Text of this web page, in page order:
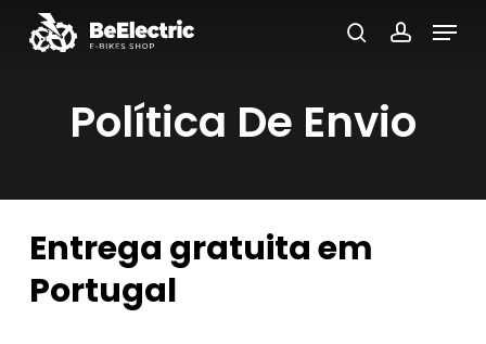
Saltar
para
conteúdo
pesquisa
conta
Menu
Política De Envio
Entrega gratuita em
Portugal